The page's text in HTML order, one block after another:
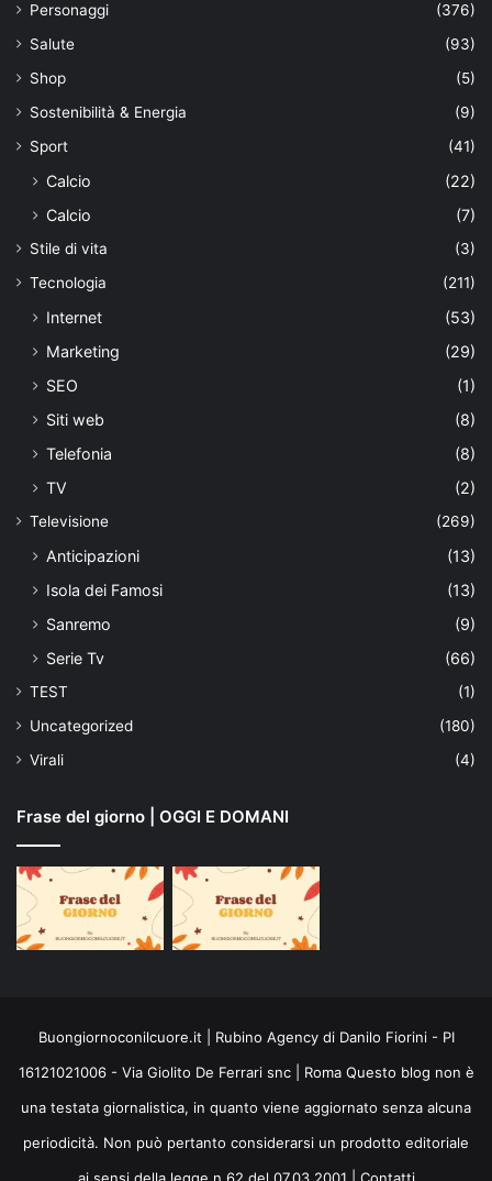
Personaggi
(376)
Salute
(93)
Shop
(5)
Sostenibilità & Energia
(9)
Sport
(41)
Calcio
(22)
Calcio
(7)
Stile di vita
(3)
Tecnologia
(211)
Internet
(53)
Marketing
(29)
SEO
(1)
Siti web
(8)
Telefonia
(8)
TV
(2)
Televisione (269)
Anticipazioni
(13)
Isola dei Famosi
(13)
Sanremo
(9)
Serie Tv
(66)
TEST
(1)
Uncategorized
(180)
Virali
(4)
Frase del giorno | OGGI E DOMANI
Buongiornoconilcuore.it | Rubino Agency di Danilo Fiorini - PI
16121021006 - Via Giolito De Ferrari snc | Roma Questo blog non è
una testata giornalistica, in quanto viene aggiornato senza alcuna
periodicità. Non può pertanto considerarsi un prodotto editoriale
ai sensi della legge n.62 del 07.03.2001 | Contatti